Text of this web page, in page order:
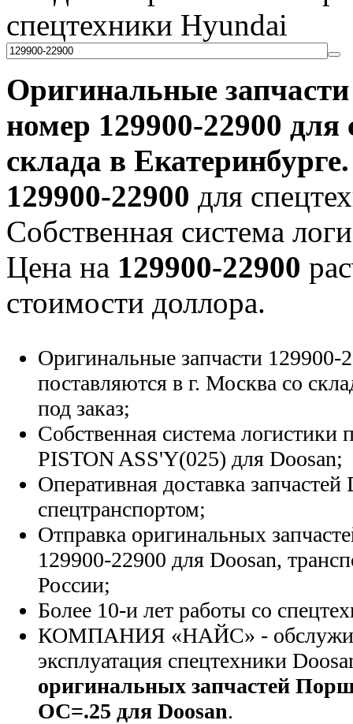
спецтехники Hyundai
Оригинальные
номер 129900-22900 для
склада в Екатеринбурге.
129900-22900 для
Собственная система
Цена на 129900-22900
стоимости доллора.
Оригинальные запчасти 129900-
поставляются в г. Москва со
под заказ;
Собственная система логистики
PISTON ASS'Y(025) для Doosan;
Оперативная доставка запчастей
спецтранспортом;
Отправка оригинальных
129900-22900 для Doosan,
России;
Более 10-и лет работы со
КОМПАНИЯ «НАЙС» -
эксплуатация спецтехники
оригинальных запчастей
ОС=.25 для Doosan.